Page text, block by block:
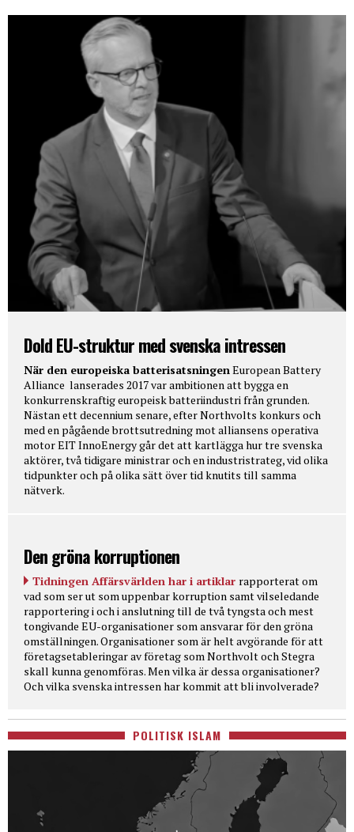
Dold EU-struktur med svenska intressen
När den europeiska batterisatsningenEuropean Battery
Alliance lanserades 2017 var ambitionen att bygga en
konkurrenskraftig europeisk batteriindustri från grunden.
Nästan ett decennium senare, efter Northvolts konkurs och
med en pågående brottsutredning mot alliansens operativa
motor EIT InnoEnergy går det att kartlägga hur tre svenska
aktörer, två tidigare ministrar och en industristrateg, vid olika
tidpunkter och på olika sätt över tid knutits till samma
nätverk.
Den gröna korruptionen
Tidningen Affärsvärlden har i artiklar rapporterat om
vad som ser ut som uppenbar korruption samt vilseledande
rapportering i och i anslutning till de två tyngsta och mest
tongivande EU-organisationer som ansvarar för den gröna
omställningen. Organisationer som är helt avgörande för att
företagsetableringar av företag som Northvolt och Stegra
skall kunna genomföras. Men vilka är dessa organisationer?
Och vilka svenska intressen har kommit att bli involverade?
POLITISK ISLAM